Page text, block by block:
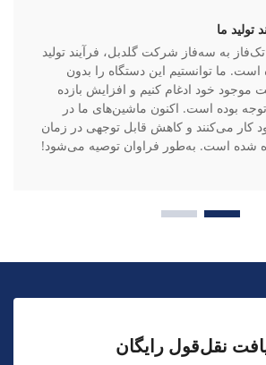
تولید ما
به سه‌فاز شرکت گلدبل، فرآیند تولید
ما توانستیم این دستگاه را بدون
خود ادغام کنیم و افزایش بازده
بوده است. اکنون ماشین‌های ما در
کار می‌کنند و کاهش قابل توجهی در زمان
شده است. به‌طور فراوان توصیه می‌شود!
نقل‌قول رایگان